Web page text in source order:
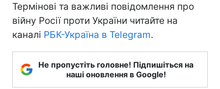
Термінові та важливі повідомлення про
війну Росії проти України читайте на
каналі РБК-Україна в Telegram.
Не пропустіть головне! Підпишіться на
наші оновлення в Google!